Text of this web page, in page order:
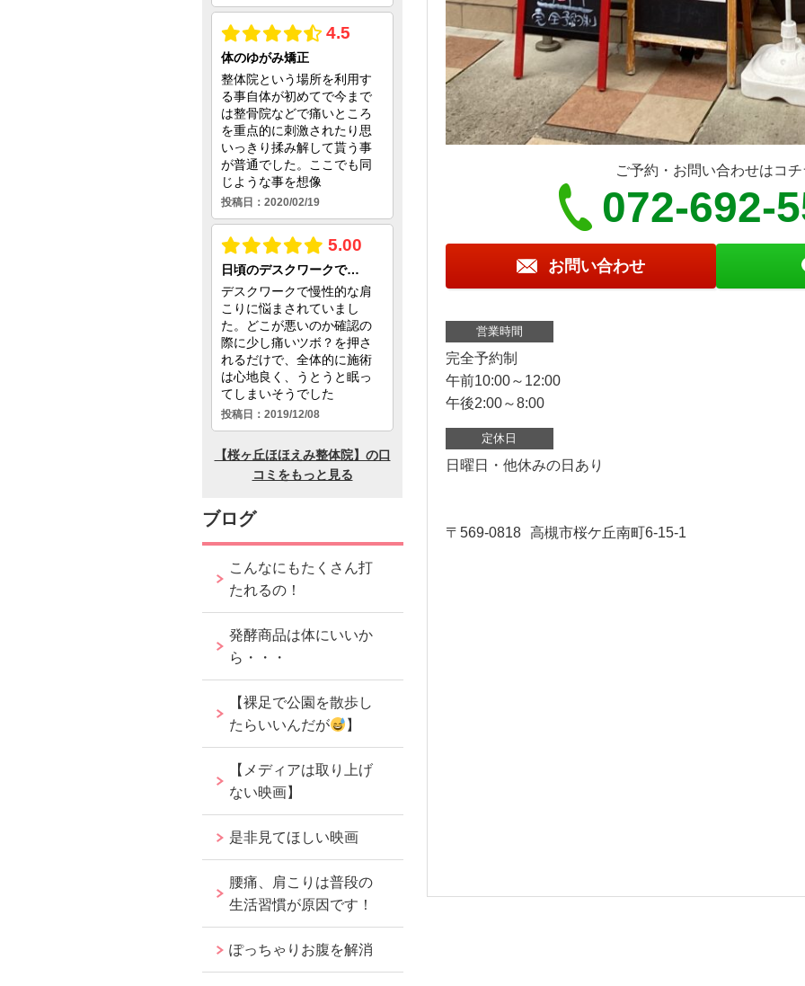
ご予約・お問い合わせはコ
072-692-
お問い合わせ
営業時間
完全予約制
午前10:00～12:00
午後2:00～8:00
定休日
日曜日・他休みの日あり
〒569-0818 高槻市桜ケ丘南町6-15-1
ブログ
こんなにもたくさん打
たれるの！
発酵商品は体にいいか
ら・・・
【裸足で公園を散歩し
たらいいんだが
】
【メディアは取り上げ
ない映画】
是非見てほしい映画
腰痛、肩こりは普段の
生活習慣が原因です！
ぽっちゃりお腹を解消